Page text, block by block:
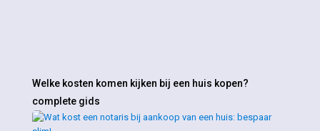
Welke kosten komen kijken bij een huis kopen?
complete gids